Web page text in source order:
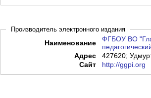
Производитель электронного издания
Наименование
ФГБОУ ВО
Адрес
427620;
Сайт
http://ggpi.org